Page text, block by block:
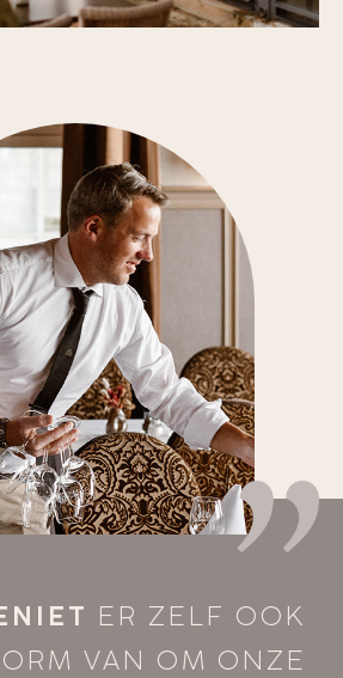
ER ZELF OOK
VAN OM ONZE